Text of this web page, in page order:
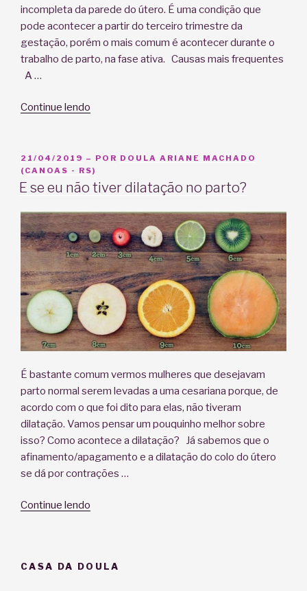
incompleta da parede do útero. É uma condição que
pode acontecer a partir do terceiro trimestre da
gestação, porém o mais comum é acontecer durante o
trabalho de parto, na fase ativa. Causas mais frequentes
A …
Continue lendo
Como
identificar?”
PUBLICADO
EM
21/04/2019 – POR DOULA ARIANE MACHADO
(CANOAS - RS)
E se eu não tiver dilatação no parto?
É bastante comum vermos mulheres que desejavam
parto normal serem levadas a uma cesariana porque, de
acordo com o que foi dito para elas, não tiveram
dilatação. Vamos pensar um pouquinho melhor sobre
isso? Como acontece a dilatação? Já sabemos que o
afinamento/apagamento e a dilatação do colo do útero
se dá por contrações …
Continue lendo
tiver
CASA DA DOULA